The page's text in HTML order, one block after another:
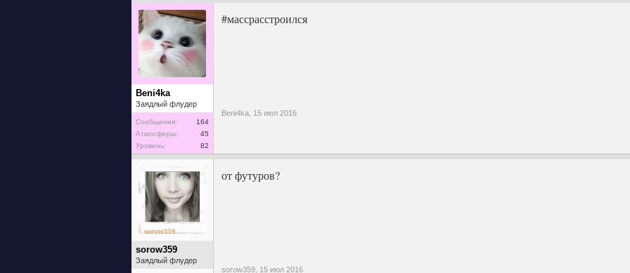
Beni4ka
Заядлый флудер
Сообщения:
164
Атмосферы:
45
Уровень:
82
#массрасстроился
Beni4ka, 15 июл 2016
sorow359
Заядлый флудер
от футуров?
sorow359, 15 июл 2016